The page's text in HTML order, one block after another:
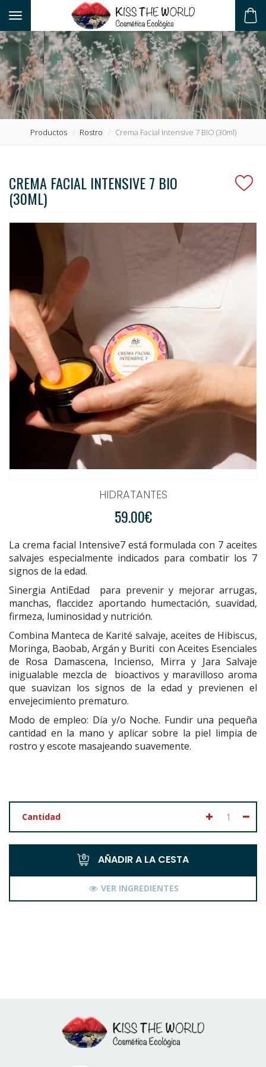
Toggle navigation
Productos Rostro Crema Facial Intensive 7 BIO (30ml)
CREMA FACIAL INTENSIVE 7 BIO
(30ML)
HIDRATANTES
59.00€
La crema facial Intensive7 está formulada con 7 aceites
salvajes especialmente indicados para combatir los 7
signos de la edad.
Sinergia AntiEdad para prevenir y mejorar arrugas,
manchas, flaccidez aportando humectación, suavidad,
firmeza, luminosidad y nutrición.
Combina Manteca de Karité salvaje, aceites de Hibiscus,
Moringa, Baobab, Argán y Buriti con Aceites Esenciales
de Rosa Damascena, Incienso, Mirra y Jara Salvaje
inigualable mezcla de bioactivos y maravilloso aroma
que suavizan los signos de la edad y previenen el
envejecimiento prematuro.
Modo de empleo: Día y/o Noche. Fundir una pequeña
cantidad en la mano y aplicar sobre la piel limpia de
rostro y escote masajeando suavemente.
Cantidad
AÑADIR A LA CESTA
VER INGREDIENTES